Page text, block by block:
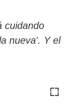
cuidando
nueva'. Y el